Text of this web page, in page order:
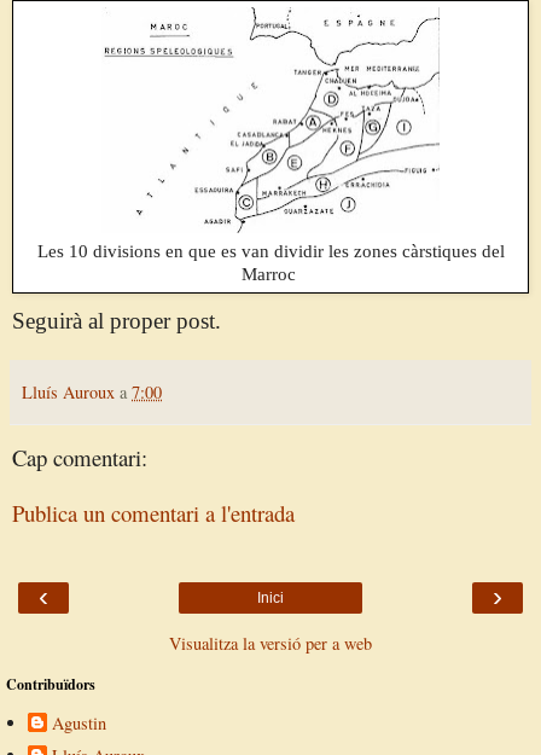
Les 10 divisions en que es van dividir les zones càrstiques del
Marroc
Seguirà al proper post.
Lluís Auroux a 7:00
Cap comentari:
Publica un comentari a l'entrada
‹ ›
Inici
Visualitza la versió per a web
Contribuïdors
Agustin